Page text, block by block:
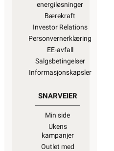
energiløsninger
Bærekraft
Investor Relations
Personvernerklæring
EE-avfall
Salgsbetingelser
Informasjonskapsler
SNARVEIER
Min side
Ukens
kampanjer
Outlet med